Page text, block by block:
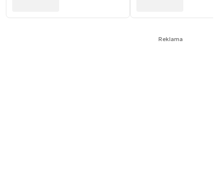
Reklama